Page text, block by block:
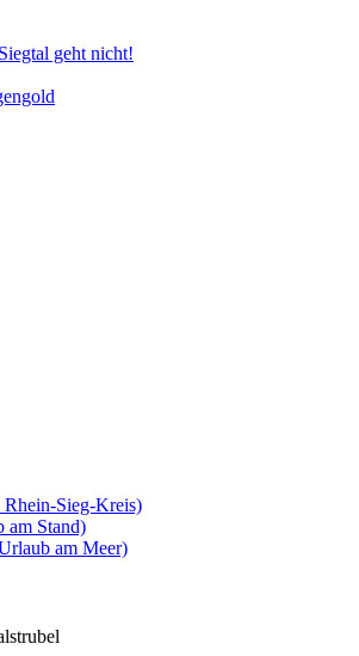
geht nicht!
Sieg-Kreis)
am Stand)
am Meer)